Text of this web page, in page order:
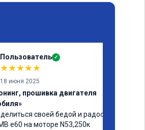
Пользователь ✓
★★★★★
18 июня 2025
прошивка двигателя
своей бедой и радостью.
е60 на моторе N53,250к